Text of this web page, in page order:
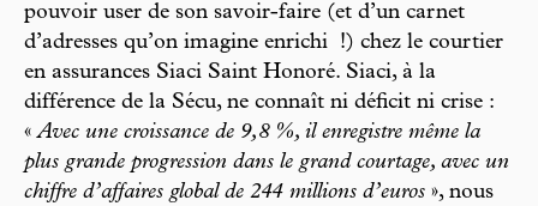
pouvoir user de son savoir-faire (et d’un carnet
d’adresses qu’on imagine enrichi !) chez le courtier
en assurances Siaci Saint Honoré. Siaci, à la
différence de la Sécu, ne connaît ni déficit ni crise :
«Avec une croissance de 9,8 %, il enregistre même la
plus grande progression dans le grand courtage, avec un
chiffre d’affaires global de 244 millions d’euros », nous